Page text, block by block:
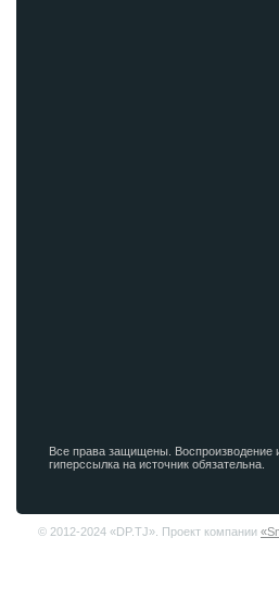
Все права защищены. Воспроизводение
гиперссылка на источник обязательна.
© 2012-2024 «DP.TJ». Проект компании